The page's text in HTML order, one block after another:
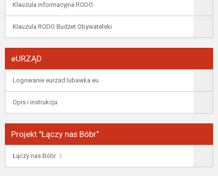
Klauzula informacyjna RODO
Klauzula RODO Budżet Obywatelski
eURZĄD
Logowanie eurzad.lubawka.eu
Opis i instrukcja
Projekt "Łączy nas Bóbr"
Łączy nas Bóbr